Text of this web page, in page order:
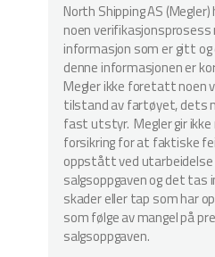
North Shipping AS
noen
informasjon som er gitt
denne informasjonen er
Megler ikke foretatt noen
tilstand av fartøyet, dets
fast utstyr. Megler gir ikke
forsikring for at faktiske
oppstått ved utarbeidelse
salgsoppgaven og det
skader eller tap som har
som følge av mangel på
salgsoppgaven.